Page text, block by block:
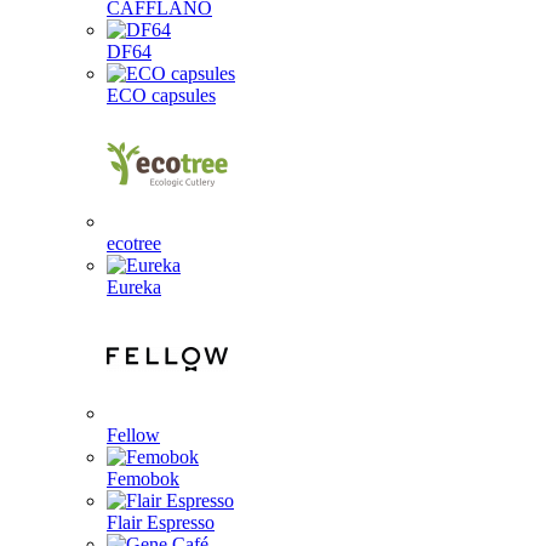
CAFFLANO
DF64
ECO capsules
ecotree
Eureka
Fellow
Femobok
Flair Espresso